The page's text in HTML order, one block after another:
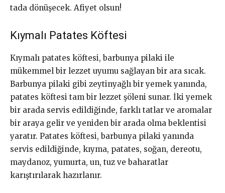
tada dönüşecek. Afiyet olsun!
Kıymalı Patates Köftesi
Kıymalı patates köftesi, barbunya pilaki ile
mükemmel bir lezzet uyumu sağlayan bir ara sıcak.
Barbunya pilaki gibi zeytinyağlı bir yemek yanında,
patates köftesi tam bir lezzet şöleni sunar. İki yemek
bir arada servis edildiğinde, farklı tatlar ve aromalar
bir araya gelir ve yeniden bir arada olma beklentisi
yaratır. Patates köftesi, barbunya pilaki yanında
servis edildiğinde, kıyma, patates, soğan, dereotu,
maydanoz, yumurta, un, tuz ve baharatlar
karıştırılarak hazırlanır.